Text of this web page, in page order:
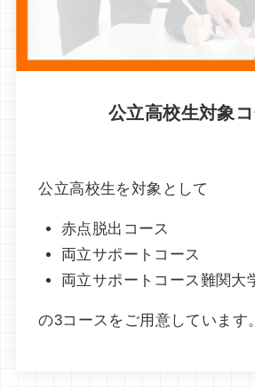
公立高校生対象
公立高校生を対象として
赤点脱出コース
両立サポートコース
両立サポートコース難関大
の3コースをご用意しています。